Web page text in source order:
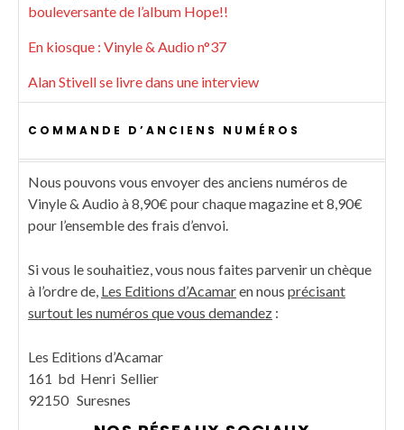
bouleversante de l’album Hope!!
En kiosque : Vinyle & Audio n°37
Alan Stivell se livre dans une interview
COMMANDE D’ANCIENS NUMÉROS
Nous pouvons vous envoyer des anciens numéros de
Vinyle & Audio à 8,90€ pour chaque magazine et 8,90€
pour l’ensemble des frais d’envoi.
Si vous le souhaitiez, vous nous faites parvenir un chèque
à l’ordre de, Les Editions d’Acamaren nous précisant
surtout les numéros que vous demandez :
Les Editions d’Acamar
161 bd Henri Sellier
92150 Suresnes